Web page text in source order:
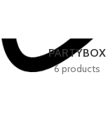
PARTYBOX
6 products